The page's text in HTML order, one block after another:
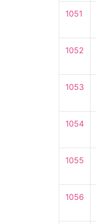
1051
1052
1053
1054
1055
1056